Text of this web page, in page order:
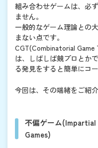
組み合わせゲームは、必
ません。
一般的なゲーム理論との
まない点です。
CGT(Combinatorial
は、しばしば競プロとか
る発見をすると簡単にコ
今回は、その端緒をご紹介
不偏ゲーム(Impartial
Games)